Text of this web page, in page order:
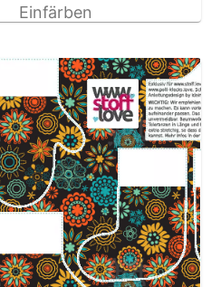
Einfärben